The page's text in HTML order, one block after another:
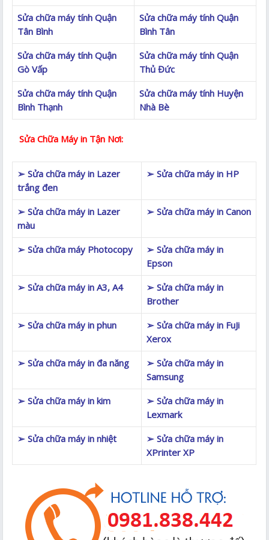
Sửa chữa máy tính Quận
Tân Bình
Sửa chữa máy tính Quận
Bình Tân
Sửa chữa máy tính Quận
Gò Vấp
Sửa chữa máy tính Quận
Thủ Đức
Sửa chữa máy tính Quận
Bình Thạnh
Sửa chữa máy tính Huyện
Nhà Bè
Sửa Chữa Máy in Tận Nơi:
➢ Sửa chữa máy in Lazer
trắng đen
➢ Sửa chữa máy in HP
➢ Sửa chữa máy in Lazer
màu
➢ Sửa chữa máy in Canon
➢ Sửa chữa máy Photocopy
➢ Sửa chữa máy in
Epson
➢ Sửa chữa máy in A3, A4
➢ Sửa chữa máy in
Brother
➢ Sửa chữa máy in phun
➢ Sửa chữa máy in FuJi
Xerox
➢ Sửa chữa máy in đa năng
➢ Sửa chữa máy in
Samsung
➢ Sửa chữa máy in kim
➢ Sửa chữa máy in
Lexmark
➢ Sửa chữa máy in nhiệt
➢ Sửa chữa máy in
XPrinter XP